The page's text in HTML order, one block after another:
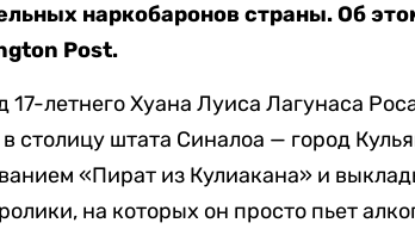
наркобаронов страны. Об
Post.
17-летнего Хуана Луиса Лагунаса
столицу штата Синалоа — город
«Пират из Кулиакана» и
на которых он просто пьет